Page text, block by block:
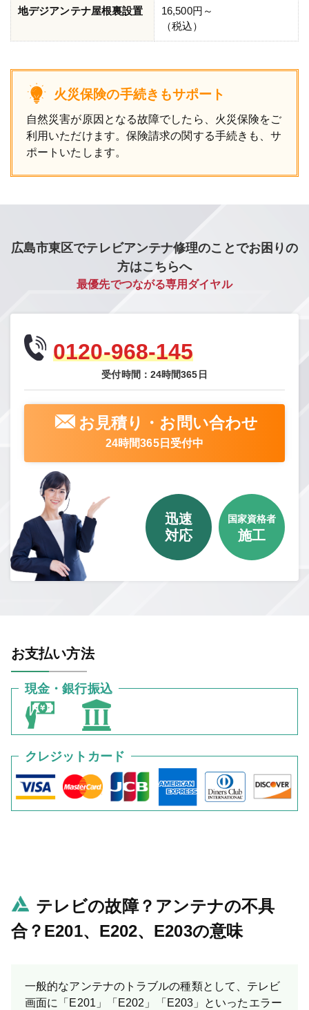
地デジアンテナ屋根裏設置
16,500円～
（税込）
火災保険の手続きもサポート
自然災害が原因となる故障でしたら、火災保険をご
利用いただけます。保険請求の関する手続きも、サ
ポートいたします。
広島市東区でテレビアンテナ修理のことでお困りの
方はこちらへ
最優先でつながる専用ダイヤル
0120-968-145
受付時間：24時間365日
お見積り・お問い合わせ
24時間365日受付中
迅速
対応
国家資格者
施工
お支払い方法
現金・銀行振込
クレジットカード
テレビの故障？アンテナの不具
合？E201、E202、E203の意味
一般的なアンテナのトラブルの種類として、テレビ
画面に「E201」「E202」「E203」といったエラー